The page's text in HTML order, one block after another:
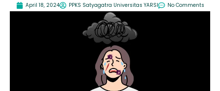
April 18, 2024 PPKS Satyagatra Universitas YARSI No Comments